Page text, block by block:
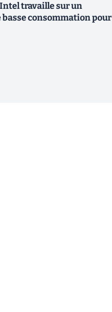
travaille sur un
basse consommation pour